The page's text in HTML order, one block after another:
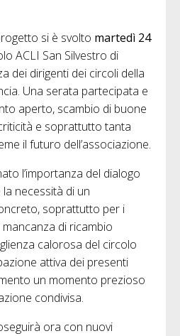
si è svolto martedì 24
ACLI San Silvestro di
dei dirigenti dei circoli della
Una serata partecipata e
aperto, scambio di buone
e soprattutto tanta
il futuro dell’associazione.
l’importanza del dialogo
necessità di un
soprattutto per i
di ricambio
calorosa del circolo
attiva dei presenti
un momento prezioso
condivisa.
ora con nuovi